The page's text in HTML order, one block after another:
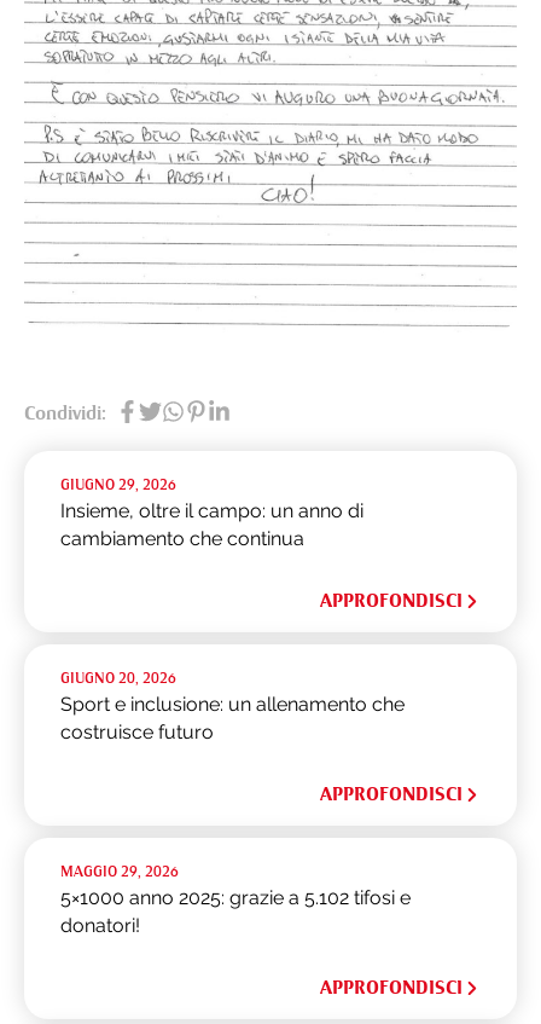
Condividi:
GIUGNO 29, 2026
Insieme, oltre il campo: un anno di
cambiamento che continua
APPROFONDISCI
GIUGNO 20, 2026
Sport e inclusione: un allenamento che
costruisce futuro
APPROFONDISCI
MAGGIO 29, 2026
5×1000 anno 2025: grazie a 5.102 tifosi e
donatori!
APPROFONDISCI